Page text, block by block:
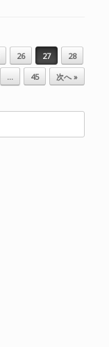
26 27
28
… 45 次へ »